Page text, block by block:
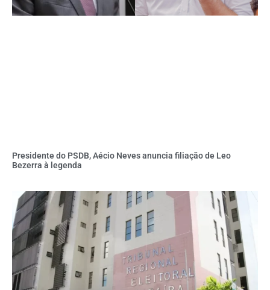
Presidente do PSDB, Aécio Neves anuncia filiação de Leo
Bezerra à legenda